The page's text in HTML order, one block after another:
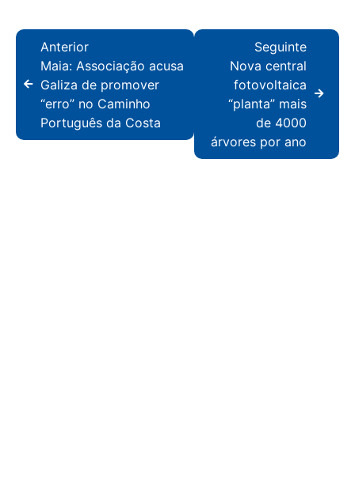
Anterior
Maia: Associação acusa
Galiza de promover
“erro” no Caminho
Português da Costa
Seguinte
Nova central
fotovoltaica
“planta” mais
de 4000
árvores por ano